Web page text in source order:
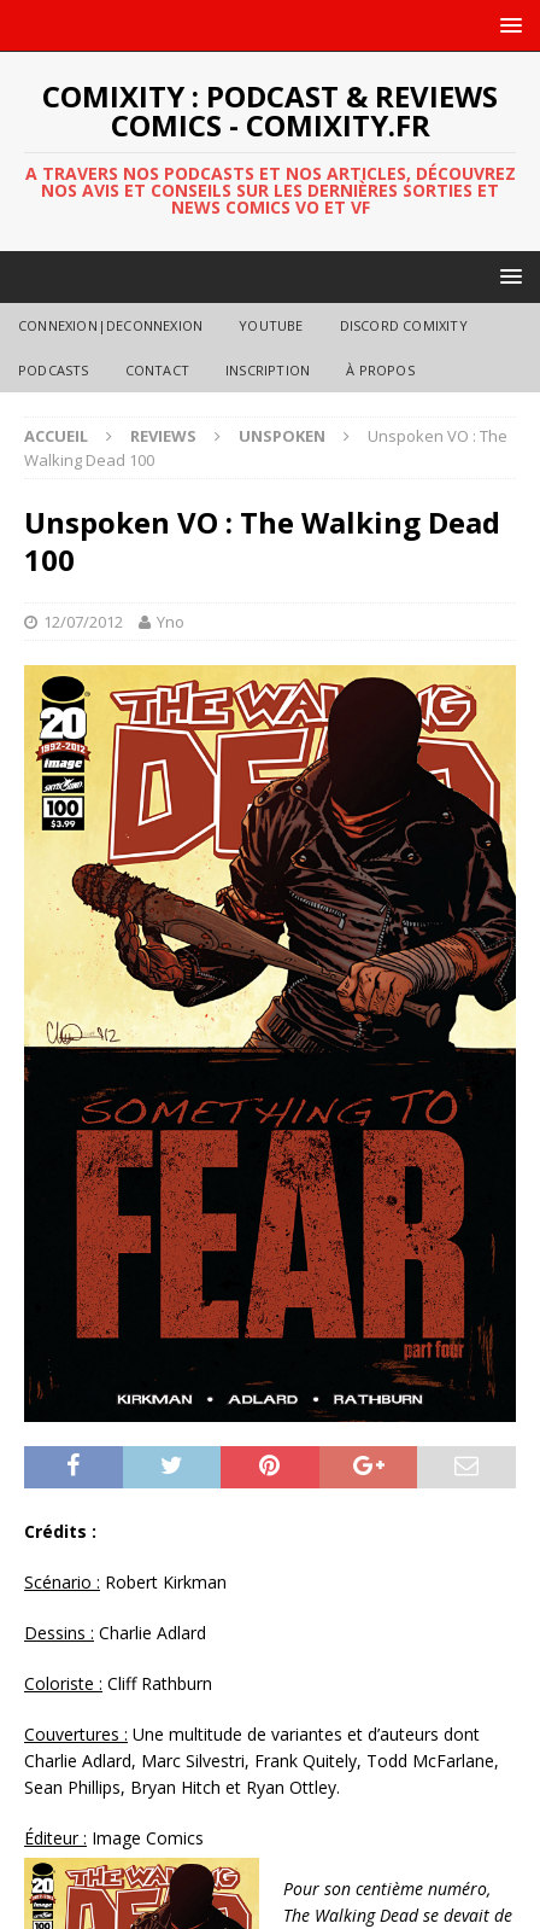
COMIXITY : PODCAST & REVIEWS
COMICS - COMIXITY.FR
A TRAVERS NOS PODCASTS ET NOS ARTICLES, DÉCOUVREZ
NOS AVIS ET CONSEILS SUR LES DERNIÈRES SORTIES ET
NEWS COMICS VO ET VF
CONNEXION|DECONNEXION YOUTUBE DISCORD COMIXITY
PODCASTS CONTACT INSCRIPTION À PROPOS
ACCUEIL REVIEWS UNSPOKEN
Unspoken VO : The
Walking Dead 100
Unspoken VO : The Walking Dead
100
12/07/2012 Yno
Crédits :
Scénario : Robert Kirkman
Dessins : Charlie Adlard
Coloriste : Cliff Rathburn
Couvertures : Une multitude de variantes et d’auteurs dont
Charlie Adlard, Marc Silvestri, Frank Quitely, Todd McFarlane,
Sean Phillips, Bryan Hitch et Ryan Ottley.
Éditeur : Image Comics
Pour son centième numéro,
The Walking Dead se devait de